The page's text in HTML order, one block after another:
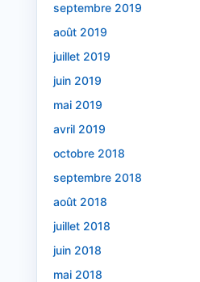
septembre 2019
août 2019
juillet 2019
juin 2019
mai 2019
avril 2019
octobre 2018
septembre 2018
août 2018
juillet 2018
juin 2018
mai 2018